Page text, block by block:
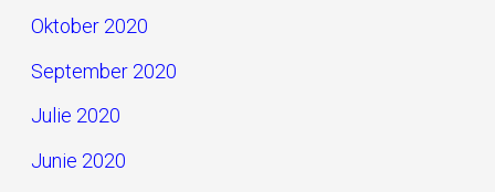
Oktober 2020
September 2020
Julie 2020
Junie 2020